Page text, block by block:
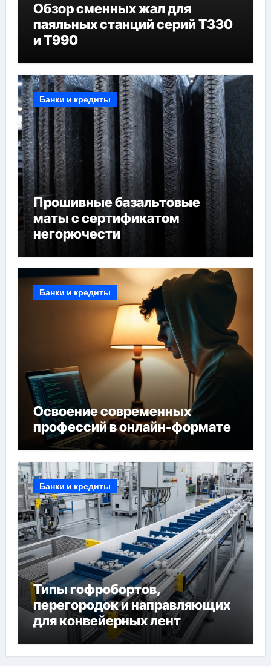
Обзор сменных жал для
паяльных станций серий T330
и T990
Банки и кредиты
Прошивные базальтовые
маты с сертификатом
негорючести
Банки и кредиты
Освоение современных
профессий в онлайн-формате
Банки и кредиты
Типы гофробортов,
перегородок и направляющих
для конвейерных лент